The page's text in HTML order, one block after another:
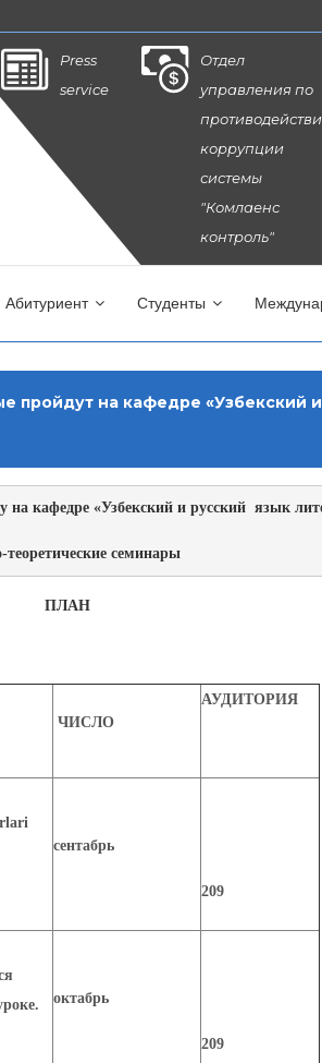
Press
service
Отдел
управления по
коррупции
системы
"Комлаенс
контроль"
Абитуриент Студенты
пройдут на кафедре «Узбекский
на кафедре «Узбекский и русский  язык
теоретические семинары
ПЛАН
ЧИСЛО
АУДИТОРИЯ
сентабрь
209
октабрь
209